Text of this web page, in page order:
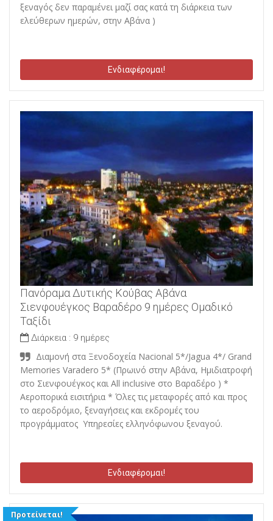
ξεναγός δεν παραμένει μαζί σας κατά τη διάρκεια των
ελεύθερων ημερών, στην Αβάνα )
Ενδιαφέρομαι!
Πανόραμα Δυτικής Κούβας Αβάνα
Σιενφουέγκος Βαραδέρο 9 ημέρες Ομαδικό
Ταξίδι
Διάρκεια : 9 ημέρες
Διαμονή στα Ξενοδοχεία Nacional 5*/Jagua 4*/ Grand
Memories Varadero 5* (Πρωινό στην Αβάνα, Ημιδιατροφή
στο Σιενφουέγκος και All inclusive στο Βαραδέρο ) *
Αεροπορικά εισιτήρια * Όλες τις μεταφορές από και προς
το αεροδρόμιο, ξεναγήσεις και εκδρομές του
προγράμματος Υπηρεσίες ελληνόφωνου ξεναγού.
Ενδιαφέρομαι!
Προτείνεται!